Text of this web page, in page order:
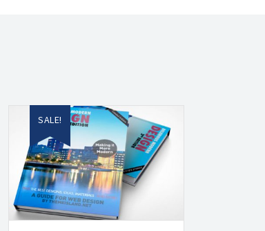
SALE!